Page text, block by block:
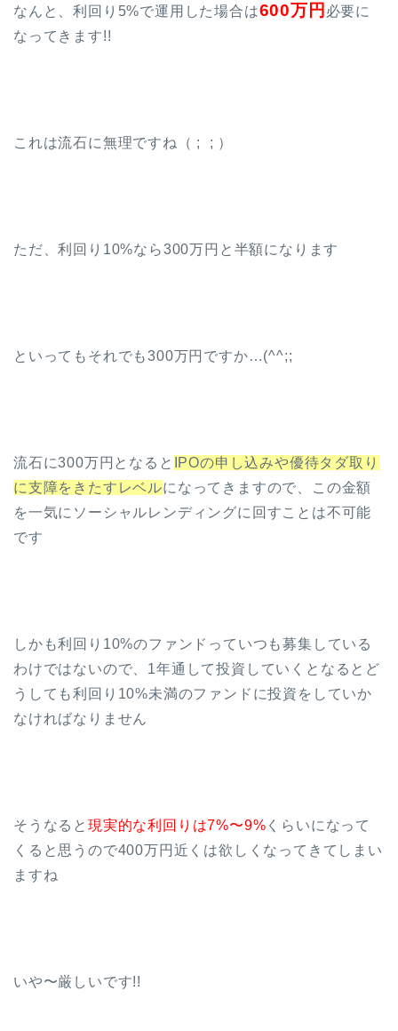
なんと、利回り5%で運用した場合は600万円 必要に
なってきます!!
これは流石に無理ですね（ ; ; ）
ただ、利回り10%なら300万円と半額になります
といってもそれでも300万円ですか…(^^;;
流石に300万円となると IPOの申し込みや優待タダ取り
に支障をきたすレベルになってきますので、この金額
を一気にソーシャルレンディングに回すことは不可能
です
しかも利回り10%のファンドっていつも募集している
わけではないので、1年通して投資していくとなるとど
うしても利回り10%未満のファンドに投資をしていか
なければなりません
そうなると 現実的な利回りは7%〜9% くらいになって
くると思うので400万円近くは欲しくなってきてしまい
ますね
いや〜厳しいです!!